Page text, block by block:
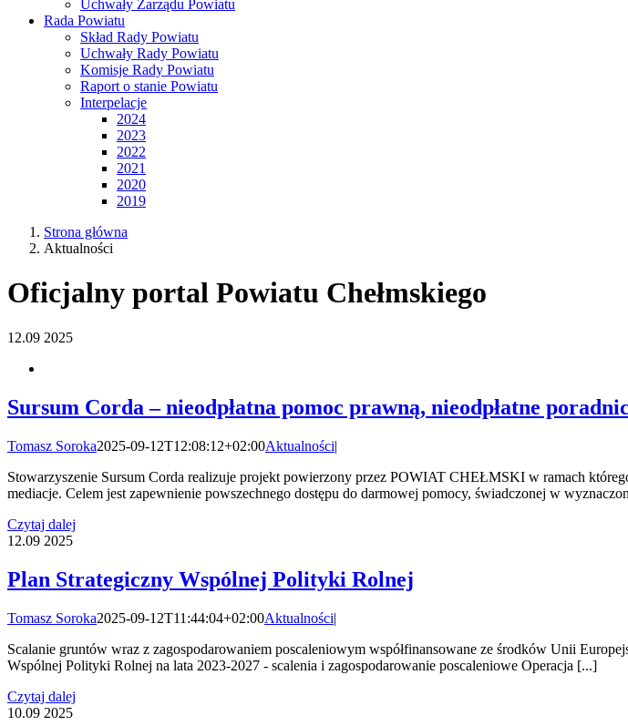
Uchwały Zarządu Powiatu
Rada Powiatu
Skład Rady Powiatu
Uchwały Rady Powiatu
Komisje Rady Powiatu
Raport o stanie Powiatu
Interpelacje
2024
2023
2022
2021
2020
2019
Strona główna
Aktualności
Oficjalny portal Powiatu Chełmskiego
12.09 2025
Sursum Corda – nieodpłatna pomoc prawną, nieodpłatne
Tomasz Soroka2025-09-12T12:08:12+02:00Aktualności|
Stowarzyszenie Sursum Corda realizuje projekt powierzony przez POWIAT CHEŁMSKI w ramach
mediacje. Celem jest zapewnienie powszechnego dostępu do darmowej pomocy, świadczonej w
Czytaj dalej
12.09 2025
Plan Strategiczny Wspólnej Polityki Rolnej
Tomasz Soroka2025-09-12T11:44:04+02:00Aktualności|
Scalanie gruntów wraz z zagospodarowaniem poscaleniowym współfinansowane ze środków Unii
Wspólnej Polityki Rolnej na lata 2023-2027 - scalenia i zagospodarowanie poscaleniowe Operacja [...]
Czytaj dalej
10.09 2025